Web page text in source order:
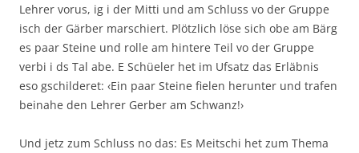
Lehrer vorus, ig i der Mitti und am Schluss vo der Gruppe
isch der Gärber marschiert. Plötzlich löse sich obe am Bärg
es paar Steine und rolle am hintere Teil vo der Gruppe
verbi i ds Tal abe. E Schüeler het im Ufsatz das Erläbnis
eso gschilderet: ‹Ein paar Steine fielen herunter und trafen
beinahe den Lehrer Gerber am Schwanz!›
Und jetz zum Schluss no das: Es Meitschi het zum Thema